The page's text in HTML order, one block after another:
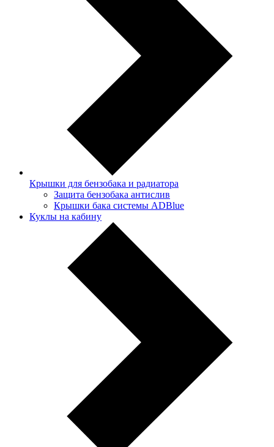
Крышки для бензобака и радиатора
Защита бензобака антислив
Крышки бака системы ADBlue
Куклы на кабину